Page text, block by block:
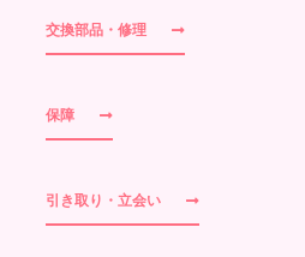
交換部品・修理
保障
引き取り・立会い